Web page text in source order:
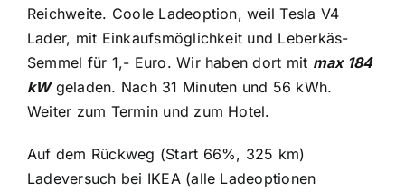
Reichweite. Coole Ladeoption, weil Tesla V4
Lader, mit Einkaufsmöglichkeit und Leberkäs-
Semmel für 1,- Euro. Wir haben dort mit max 184
kWgeladen. Nach 31 Minuten und 56 kWh.
Weiter zum Termin und zum Hotel.
Auf dem Rückweg (Start 66%, 325 km)
Ladeversuch bei IKEA (alle Ladeoptionen